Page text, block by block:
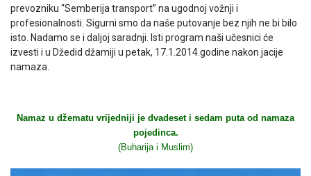
prevozniku “Semberija transport” na ugodnoj vožnji i
profesionalnosti. Sigurni smo da naše putovanje bez njih ne bi bilo
isto. Nadamo se i daljoj saradnji. Isti program naši učesnici će
izvesti i u Džedid džamiji u petak, 17.1.2014.godine nakon jacije
namaza.
Namaz u džematu vrijedniji je dvadeset i sedam puta od namaza
pojedinca.
(Buharija i Muslim)